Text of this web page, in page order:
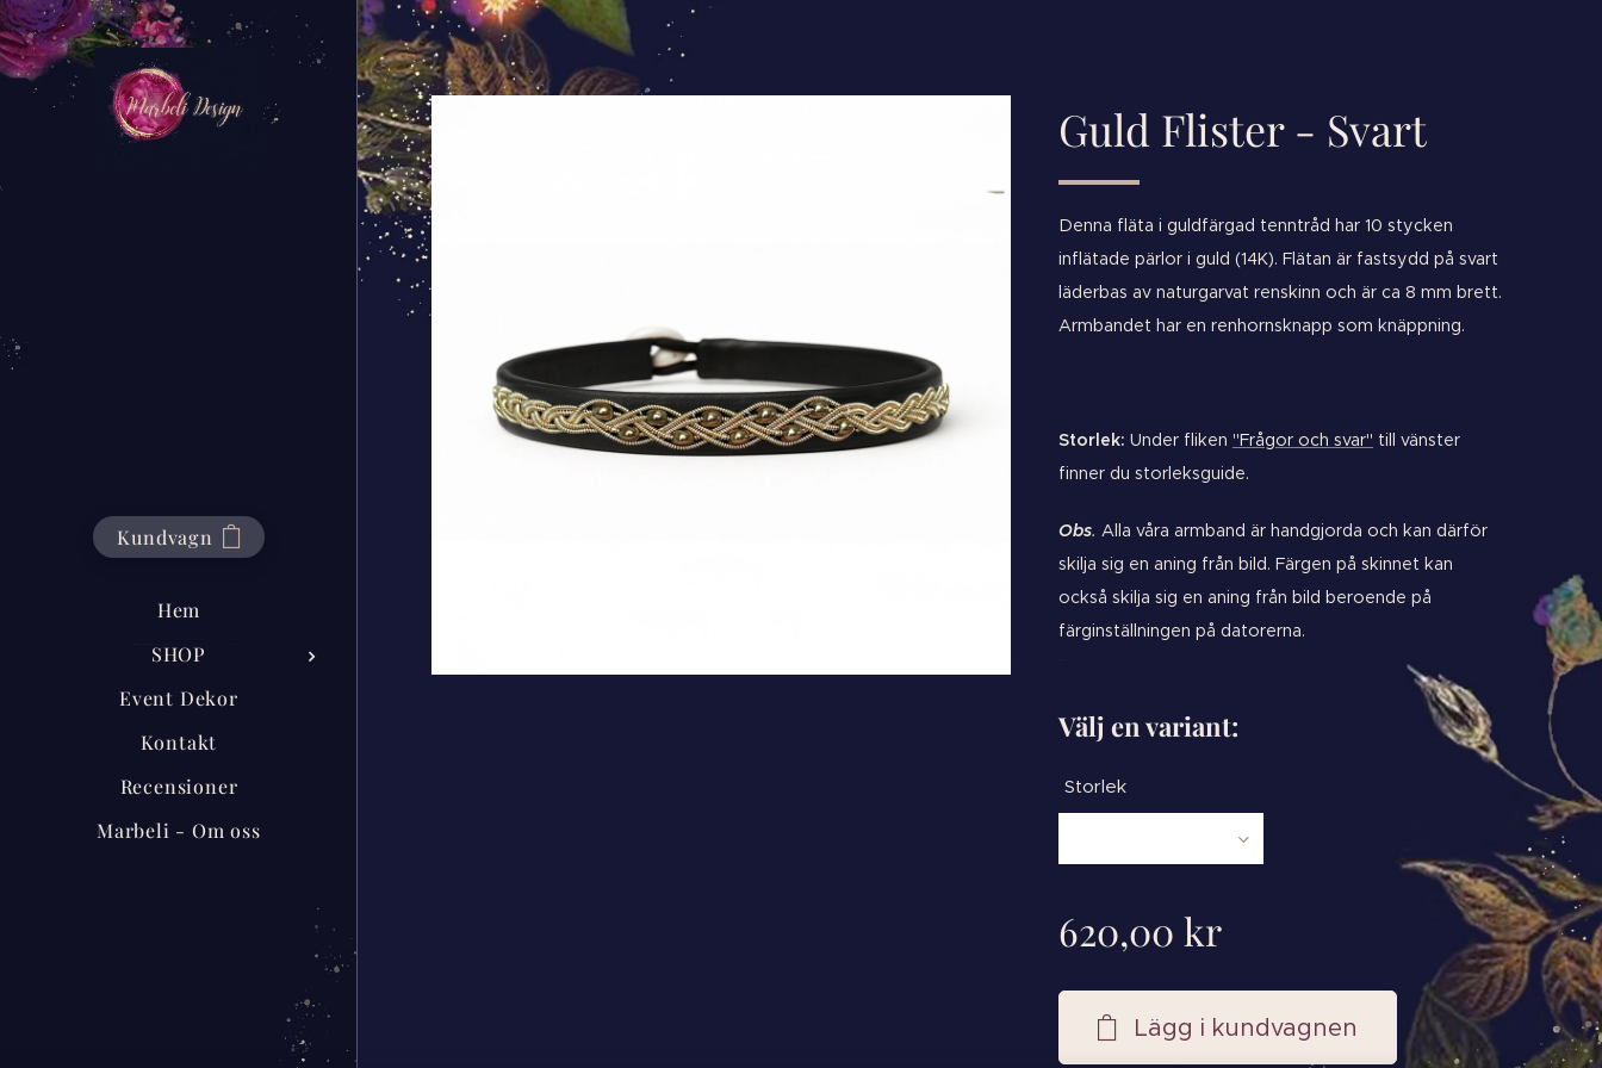
Kundvagn
Hem
SHOP
Event Dekor
Kontakt
Recensioner
Marbeli - Om oss
Guld Flister - Svart
Denna fläta i guldfärgad tenntråd har 10 stycken
inflätade pärlor i guld (14K). Flätan är fastsydd på svart
läderbas av naturgarvat renskinn och är ca 8 mm brett.
Armbandet har en renhornsknapp som knäppning.
Storlek: Under fliken "Frågor och svar" till vänster
finner du storleksguide.
Obs. Alla våra armband är handgjorda och kan därför
skilja sig en aning från bild. Färgen på skinnet kan
också skilja sig en aning från bild beroende på
färginställningen på datorerna.
Välj en variant:
Storlek
620,00 kr
Lägg i kundvagnen